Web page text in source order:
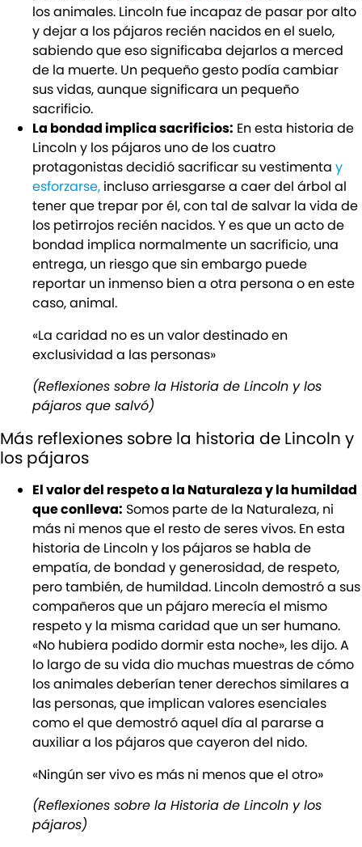
los animales. Lincoln fue incapaz de pasar por alto
y dejar a los pájaros recién nacidos en el suelo,
sabiendo que eso significaba dejarlos a merced
de la muerte. Un pequeño gesto podía cambiar
sus vidas, aunque significara un pequeño
sacrificio.
La bondad implica sacrificios: En esta historia de
Lincoln y los pájaros uno de los cuatro
protagonistas decidió sacrificar su vestimenta y
esforzarse, incluso arriesgarse a caer del árbol al
tener que trepar por él, con tal de salvar la vida de
los petirrojos recién nacidos. Y es que un acto de
bondad implica normalmente un sacrificio, una
entrega, un riesgo que sin embargo puede
reportar un inmenso bien a otra persona o en este
caso, animal.
«La caridad no es un valor destinado en
exclusividad a las personas»
(Reflexiones sobre la Historia de Lincoln y los
pájaros que salvó)
Más reflexiones sobre la historia de Lincoln y
los pájaros
El valor del respeto a la Naturaleza y la humildad
que conlleva: Somos parte de la Naturaleza, ni
más ni menos que el resto de seres vivos. En esta
historia de Lincoln y los pájaros se habla de
empatía, de bondad y generosidad, de respeto,
pero también, de humildad. Lincoln demostró a sus
compañeros que un pájaro merecía el mismo
respeto y la misma caridad que un ser humano.
«No hubiera podido dormir esta noche», les dijo. A
lo largo de su vida dio muchas muestras de cómo
los animales deberían tener derechos similares a
las personas, que implican valores esenciales
como el que demostró aquel día al pararse a
auxiliar a los pájaros que cayeron del nido.
«Ningún ser vivo es más ni menos que el otro»
(Reflexiones sobre la Historia de Lincoln y los
pájaros)